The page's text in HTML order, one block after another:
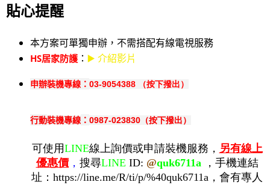
貼心提醒
本方案可單獨申辦，不需搭配有線電視服務
HS居家防護 ： ▶️ 介紹影片
申辦裝機專線： 03-9054388 （按下撥出）
行動裝機專線 ： 0987-023830（按下撥出）
可使用LINE線上詢價或申請裝機服務， 另有線上
優惠價， 搜尋LINE ID: @quk6711a
，手機連結
址： https://line.me/R/ti/p/%40quk6711a ，會有專人